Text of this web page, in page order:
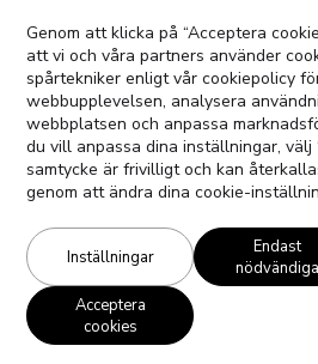
COOKIE-
Genom att klicka på “Acceptera
att vi och våra partners använder
spårtekniker enligt vår cookiepolicy
webbupplevelsen, analysera
webbplatsen och anpassa
du vill anpassa dina inställningar, välj
samtycke är frivilligt och kan
genom att ändra dina cookie-
Inställningar
Endast
nödvändiga
Acceptera
cookies